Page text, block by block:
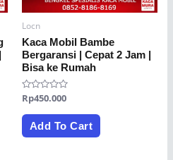
Locn
Kaca Mobil Bambe
Bergaransi | Cepat 2 Jam |
Bisa ke Rumah
Rated
out
Rp450.000
Add To Cart